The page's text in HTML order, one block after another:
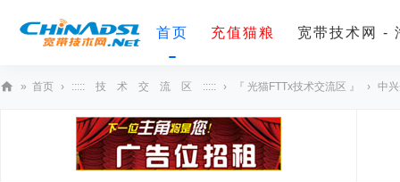
首页 充值猫粮 宽带技术网 -
» 首页 › ::::: 技 术 交 流 区 ::::: › 『 光猫FTTx技术交流区 』 › 中